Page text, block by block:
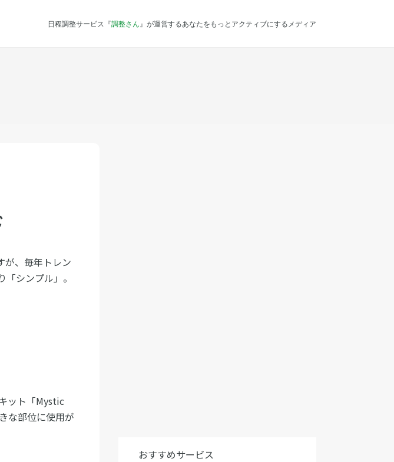
日程調整サービス『調整さん 』が運営するあなたをもっとアクティブにするメディア
が、毎年トレン
シンプル」。
ット「Mystic
な部位に使用が
おすすめサービス